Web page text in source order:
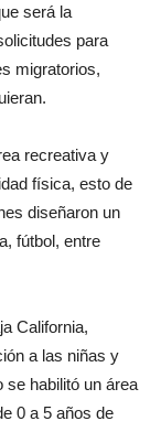
será la
para
migratorios,
recreativa y
física, esto de
diseñaron un
fútbol, entre
California,
a las niñas y
se habilitó un área
0 a 5 años de